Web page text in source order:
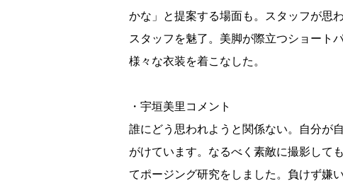
かな」と提案する場面も。スタッフが思
スタッフを魅了。美脚が際立つショート
様々な衣装を着こなした。
・宇垣美里コメント
誰にどう思われようと関係ない。自分が
がけています。なるべく素敵に撮影して
てポージング研究をしました。負けず嫌